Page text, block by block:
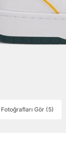
Fotoğrafları Gör (5)